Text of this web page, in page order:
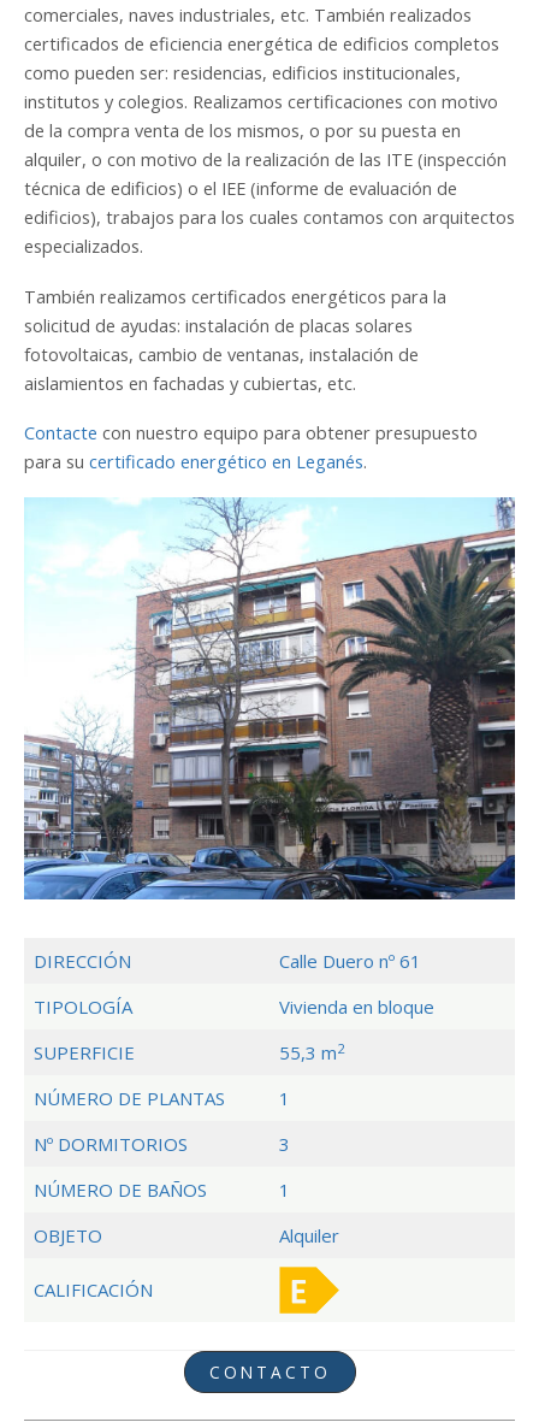
comerciales, naves industriales, etc. También realizados
certificados de eficiencia energética de edificios completos
como pueden ser: residencias, edificios institucionales,
institutos y colegios. Realizamos certificaciones con motivo
de la compra venta de los mismos, o por su puesta en
alquiler, o con motivo de la realización de las ITE (inspección
técnica de edificios) o el IEE (informe de evaluación de
edificios), trabajos para los cuales contamos con arquitectos
especializados.
También realizamos certificados energéticos para la
solicitud de ayudas: instalación de placas solares
fotovoltaicas, cambio de ventanas, instalación de
aislamientos en fachadas y cubiertas, etc.
Contacte con nuestro equipo para obtener presupuesto
para su certificado energético en Leganés.
DIRECCIÓN
Calle Duero nº 61
TIPOLOGÍA
Vivienda en bloque
SUPERFICIE
55,3 m2
NÚMERO DE PLANTAS
1
Nº DORMITORIOS
3
NÚMERO DE BAÑOS
1
OBJETO
Alquiler
CALIFICACIÓN
CONTACTO